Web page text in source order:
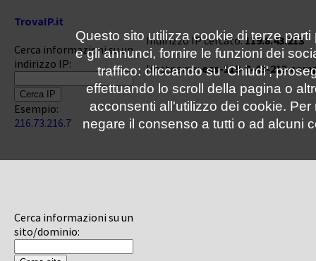
TrovaIP.it
Cerca informazioni su un
indirizzo IP:
Esempio:
216.73.216.7
Cerca informazioni su un
sito/dominio:
Indirizzo IP cercato:119.8.43.213
Hostname:ecs-119-8-43-
Questo sito utilizza cookie di terze
e gli annunci, fornire le funzioni dei
traffico: cliccando su 'Chiudi',
effettuando lo scroll della pagina o
acconsenti all'utilizzo dei cookie.
negare il consenso a tutti o ad alcuni